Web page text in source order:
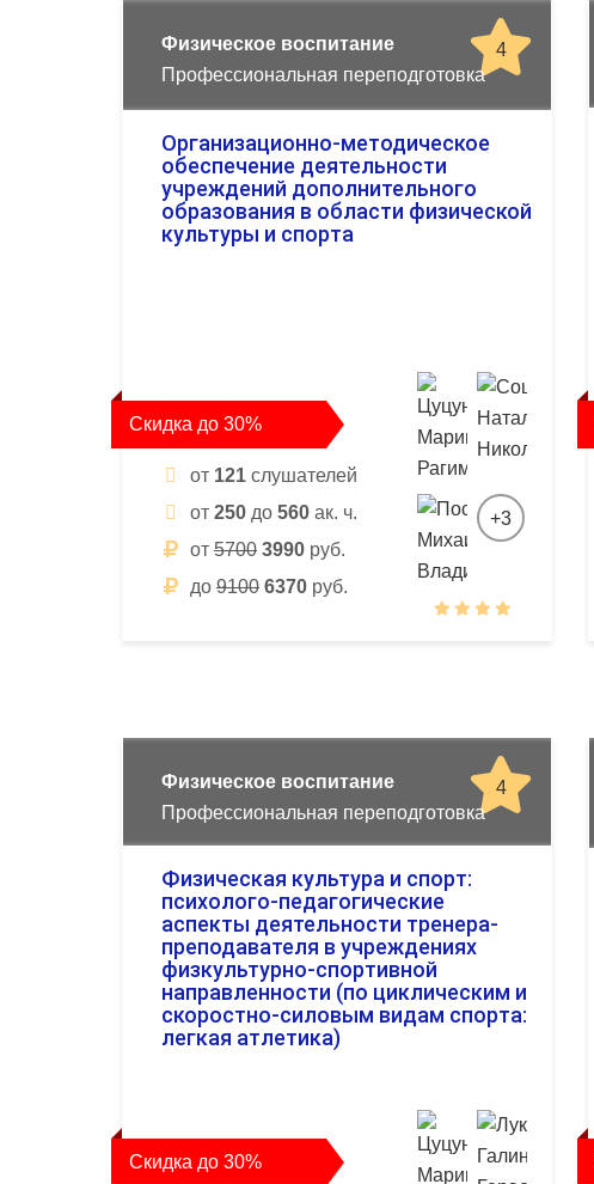
4
Физическое воспитание
Профессиональная переподготовка
Организационно-методическое
обеспечение деятельности
учреждений дополнительного
образования в области физической
культуры и спорта
Скидка до 30%
от 121 слушателей
от 250 до 560 ак. ч.
от 5700 3990 руб.
до 9100 6370 руб.
+3
4
Физическое воспитание
Профессиональная переподготовка
Физическая культура и спорт:
психолого-педагогические
аспекты деятельности тренера-
преподавателя в учреждениях
физкультурно-спортивной
направленности (по циклическим и
скоростно-силовым видам спорта:
легкая атлетика)
Скидка до 30%